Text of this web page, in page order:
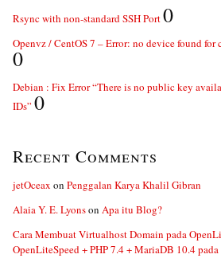
Rsync with non-standard SSH Port0
Openvz / CentOS 7 – Error: no device found for
0
Debian : Fix Error “There is no public key
IDs” 0
Recent Comments
jetOceax on Penggalan Karya Khalil Gibran
Alaia Y. E. Lyonson Apa itu Blog?
Cara Membuat Virtualhost Domain pada
OpenLiteSpeed + PHP 7.4 + MariaDB 10.4 pada